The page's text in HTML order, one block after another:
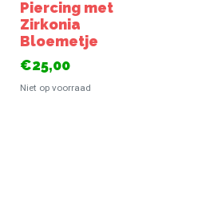
Piercing met
Zirkonia
Bloemetje
€25,00
Niet op voorraad